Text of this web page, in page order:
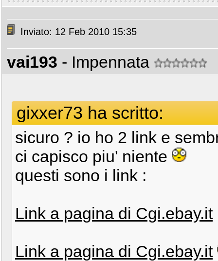
Inviato: 12 Feb 2010 15:35
vai193 - Impennata
gixxer73 ha scritto:
sicuro ? io ho 2 link e
ci capisco piu' niente
questi sono i link :
Link a pagina di Cgi.ebay.it
Link a pagina di Cgi.ebay.it